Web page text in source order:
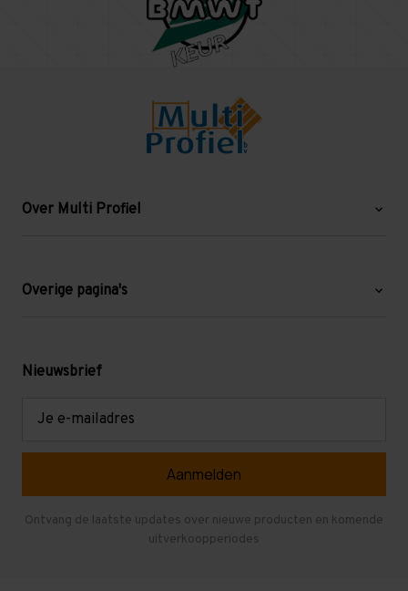
Over Multi Profiel
Blog
Levering en afhalen
Overige pagina's
Mezzanine
Verdiepingsvloeren
Gebruikte entresolvloeren
Nieuwsbrief
Ontvang de laatste updates over nieuwe producten en komende
uitverkoopperiodes